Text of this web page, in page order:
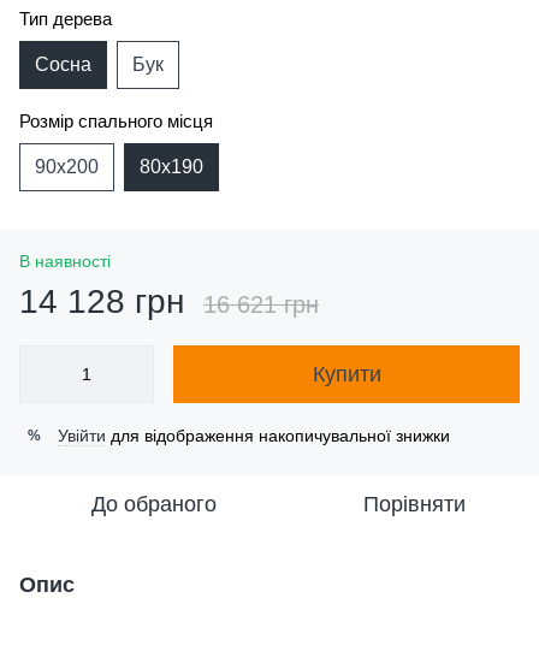
Тип дерева
Сосна Бук
Розмір спального місця
90х200 80х190
В наявності
14 128 грн 16 621 грн
Купити
% Увійти для відображення накопичувальної знижки
До обраного Порівняти
Опис